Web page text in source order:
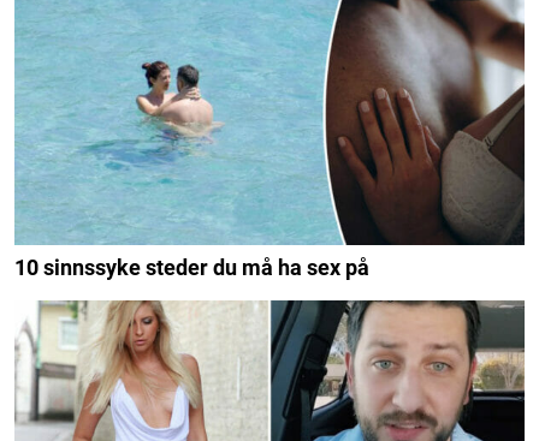
10 sinnssyke steder du må ha sex på